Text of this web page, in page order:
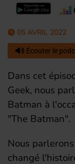
05 AVRIL 2022
Écouter le
Dans cet
Geek, nous
Batman à
"The Batman".
Nous
changé